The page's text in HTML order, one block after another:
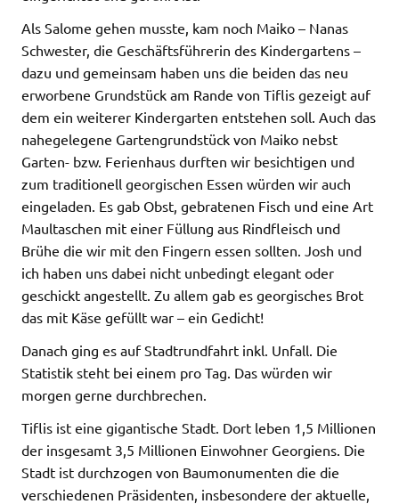
Als Salome gehen musste, kam noch Maiko – Nanas
Schwester, die Geschäftsführerin des Kindergartens –
dazu und gemeinsam haben uns die beiden das neu
erworbene Grundstück am Rande von Tiflis gezeigt auf
dem ein weiterer Kindergarten entstehen soll. Auch das
nahegelegene Gartengrundstück von Maiko nebst
Garten- bzw. Ferienhaus durften wir besichtigen und
zum traditionell georgischen Essen würden wir auch
eingeladen. Es gab Obst, gebratenen Fisch und eine Art
Maultaschen mit einer Füllung aus Rindfleisch und
Brühe die wir mit den Fingern essen sollten. Josh und
ich haben uns dabei nicht unbedingt elegant oder
geschickt angestellt. Zu allem gab es georgisches Brot
das mit Käse gefüllt war – ein Gedicht!
Danach ging es auf Stadtrundfahrt inkl. Unfall. Die
Statistik steht bei einem pro Tag. Das würden wir
morgen gerne durchbrechen.
Tiflis ist eine gigantische Stadt. Dort leben 1,5 Millionen
der insgesamt 3,5 Millionen Einwohner Georgiens. Die
Stadt ist durchzogen von Baumonumenten die die
verschiedenen Präsidenten, insbesondere der aktuelle,